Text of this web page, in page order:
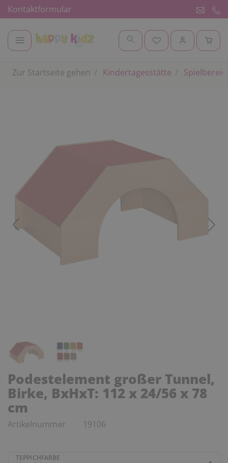
Kontaktformular
Zur Startseite gehen Kindertagesstätte
Podestelement großer Tunnel,
Birke, BxHxT: 112 x 24/56 x 78
cm
Artikelnummer 19106
TEPPICHFARBE